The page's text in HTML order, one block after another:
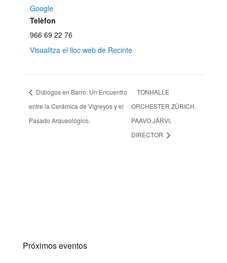
Google
Telèfon
966 69 22 76
Visualitza el lloc web de Recinte
Diálogos en Barro: Un Encuentro
entre la Cerámica de Vigreyos y el
Pasado Arqueológico.
TONHALLE
ORCHESTER ZÜRICH.
PAAVO JÄRVI,
DIRECTOR
Próximos eventos